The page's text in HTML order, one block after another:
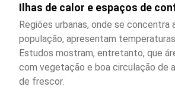
Ilhas de calor e espaços de
Regiões urbanas, onde se concentra
população, apresentam
Estudos mostram, entretanto, que
com vegetação e boa circulação de
de frescor.